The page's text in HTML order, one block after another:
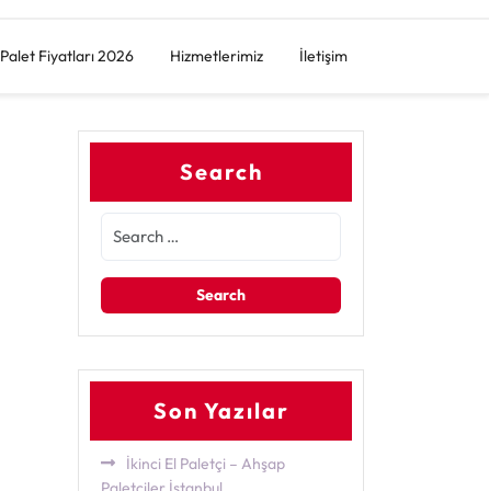
Palet Fiyatları 2026 Hizmetlerimiz İletişim
Search
Son Yazılar
İkinci El Paletçi – Ahşap